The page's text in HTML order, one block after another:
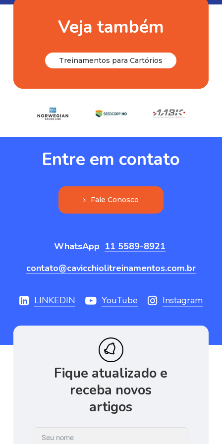
Veja também
Treinamentos para Cartórios
Entre em contato
Fale Conosco
WhatsApp 11 5589-8921
contato@cavicchiolitreinamentos.com.br
LINKEDIN YouTube Instagram
Fique atualizado e
receba novos
artigos